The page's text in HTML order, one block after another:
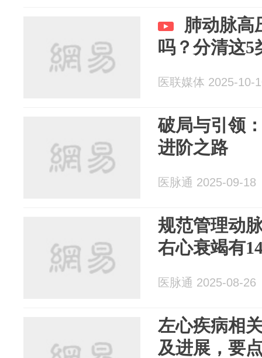
肺动脉高
吗？分清这5
医联媒体 2025-10-
破局与引领
进阶之路
医脉通 2025-09-18
规范管理动
右心衰竭有
医脉通 2025-08-26
左心疾病相
及进展，要